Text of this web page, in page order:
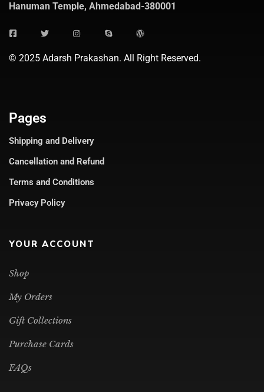
Hanuman Temple, Ahmedabad-380001
© 2025 Adarsh Prakashan. All Right Reserved.
Pages
Shipping and Delivery
Cancellation and Refund
Terms and Conditions
Privacy Policy
YOUR ACCOUNT
Shop
My Orders
Gift Collections
Purchase Cards
FAQs